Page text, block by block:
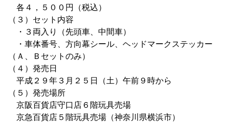
各４，５００円（税込）
（３）セット内容
・３両入り（先頭車、中間車）
・車体番号、方向幕シール、ヘッドマークステッカー
（Ａ、Ｂセットのみ）
（４）発売日
平成２９年３月２５日（土）午前９時から
（５）発売場所
京阪百貨店守口店６階玩具売場
京急百貨店５階玩具売場（神奈川県横浜市）